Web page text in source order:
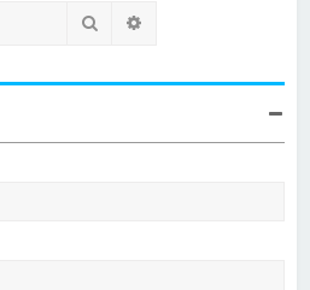
Rechercher